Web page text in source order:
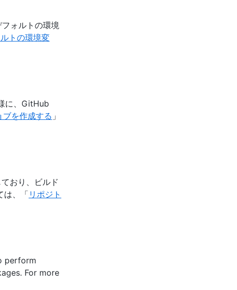
ォルトの環境
トの環境変
に、GitHub
ブを作成する 」
おり、ビルド
は、「 リポジト
perform
For more